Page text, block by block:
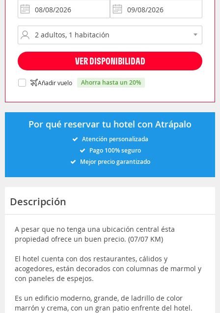
VER DISPONIBILIDAD
Añadir vuelo ahorra hasta un 20%
Por qué reservar tu hotel con Atrápalo
Atención personalizada
Pago 100% seguro
Mejor precio garantizado
Descripción
A pesar que no tenga una ubicación central ésta
propiedad ofrece un buen precio. (07/07 KM)
El hotel cuenta con dos restaurantes, cálidos y
acogedores, están decorados con columnas de marmol y
con paneles de espejos.
Es un edificio moderno, grande, de ladrillo de color
marrón y crema, con un gran patio enfrente del hotel.